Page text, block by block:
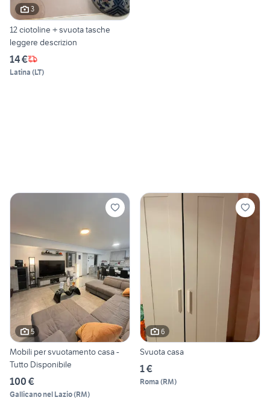
3
12 ciotoline + svuota tasche
leggere descrizion
14 €
Latina (LT)
5
Mobili per svuotamento casa -
Tutto Disponibile
100 €
Gallicano nel Lazio(RM)
6
Svuota casa
1 €
Roma (RM)